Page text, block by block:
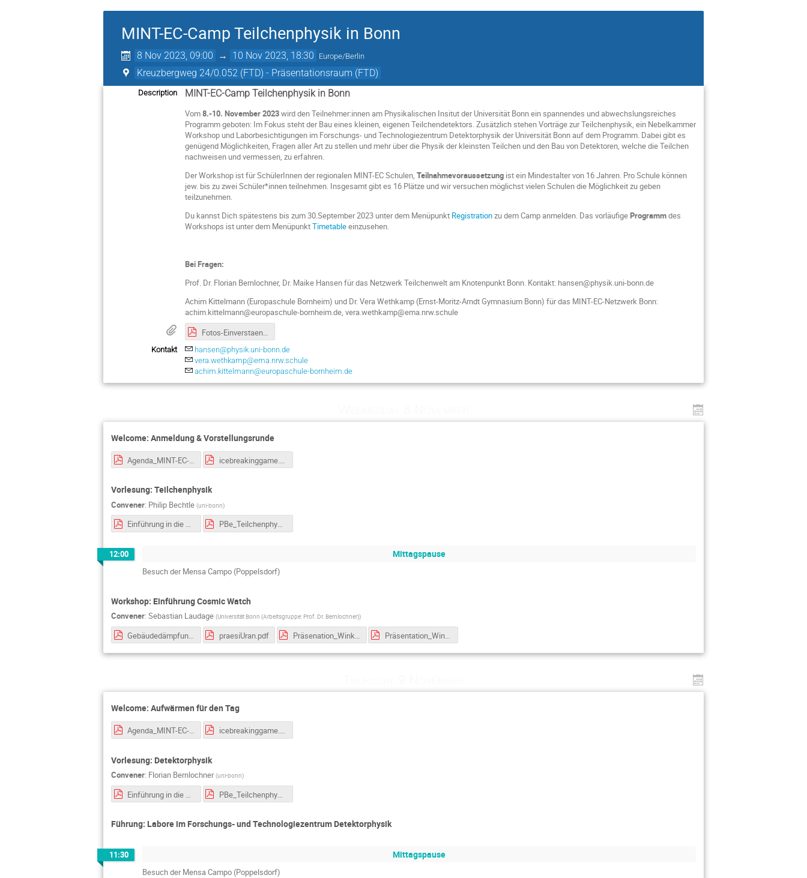
MINT-EC-Camp Teilchenphysik in Bonn
8 Nov 2023, 09:00 → 10 Nov 2023, 18:30 Europe/Berlin
Kreuzbergweg 24/0.052 (FTD) - Präsentationsraum (FTD)
Description MINT-EC-Camp Teilchenphysik in Bonn
Vom8.-10. November 2023wird den Teil­neh­mer:innen am Physikalischen Insitut der Universität Bonn ein spannendes und abwechslungsreiches
Programm geboten: Im Fokus steht der Bau eines kleinen, eigenen Teilchendetektors. Zusätzlich stehen Vorträge zur Teilchenphysik, ein Nebelkammer
Workshop und Laborbesichtigungen im Forschungs- und Technologiezentrum Detektorphysik der Universität Bonn auf dem Programm. Dabei gibt es
genügend Möglichkeiten, Fragen aller Art zu stellen und mehr über die Physik der kleinsten Teilchen und den Bau von Detektoren, welche die Teilchen
nachweisen und vermessen, zu erfahren.
Der Workshop ist für SchülerInnen der regionalen MINT-EC Schulen, Teilnahmevoraussetzung ist ein Mindestalter von 16 Jahren. Pro Schule können
jew. bis zu zwei Schüler*innen teilnehmen. Insgesamt gibt es 16 Plätze und wir versuchen möglichst vielen Schulen die Möglichkeit zu geben
teilzunehmen.
Du kannst Dich spätestens bis zum 30.September 2023 unter dem Menüpunkt Registrationzu dem Camp anmelden. Das vorläufigeProgrammdes
Workshops ist unter dem MenüpunktTimetableeinzusehen.
Bei Fragen:
Prof. Dr. Florian Bernlochner, Dr. Maike Hansen für das Netzwerk Teilchenwelt am Knotenpunkt Bonn. Kontakt: hansen@physik.uni-bonn.de
Achim Kittelmann (Europaschule Bornheim) und Dr. Vera Wethkamp (Ernst-Moritz-Arndt Gymnasium Bonn) für das MINT-EC-Netzwerk Bonn:
achim.kittelmann@europaschule-bornheim.de, vera.wethkamp@ema.nrw.schule
Fotos-Einverstaendniserklaerung-Teilchenwelt-Bonn-MINT-EC-Camp-2023.pdf
Kontakt
hansen@physik.uni-bonn.de
vera.wethkamp@ema.nrw.schule
achim.kittelmann@europaschule-bornheim.de
Welcome: Anmeldung & Vorstellungsrunde
Vorlesung: Teilchenphysik
Convener: Philip Bechtle (uni-bonn)
Einführung in die Detektorphysik.pdf PBe_TeilchenphysikMINT-EC-Camp_231108.pdf
12:00 Mittagspause
Besuch der Mensa Campo (Poppelsdorf)
Workshop: Einführung Cosmic Watch
Convener: Sebastian Laudage (Universität Bonn (Arbeitsgruppe: Prof. Dr. Bernlochner))
Gebäudedämpfung.pdf praesiUran.pdf Präsenation_Winkelabhängigkeit der kosmischen Strahlung.pdf Präsentation_Winkel.pdf
Welcome: Aufwärmen für den Tag
Agenda_MINT-EC-Camp.pdf icebreakinggame.pdf
Vorlesung: Detektorphysik
Convener: Florian Bernlochner (uni-bonn)
Einführung in die Detektorphysik.pdf PBe_TeilchenphysikMINT-EC-Camp_231108.pdf
Führung: Labore im Forschungs- und Technologiezentrum Detektorphysik
11:30 Mittagspause
Besuch der Mensa Campo (Poppelsdorf)